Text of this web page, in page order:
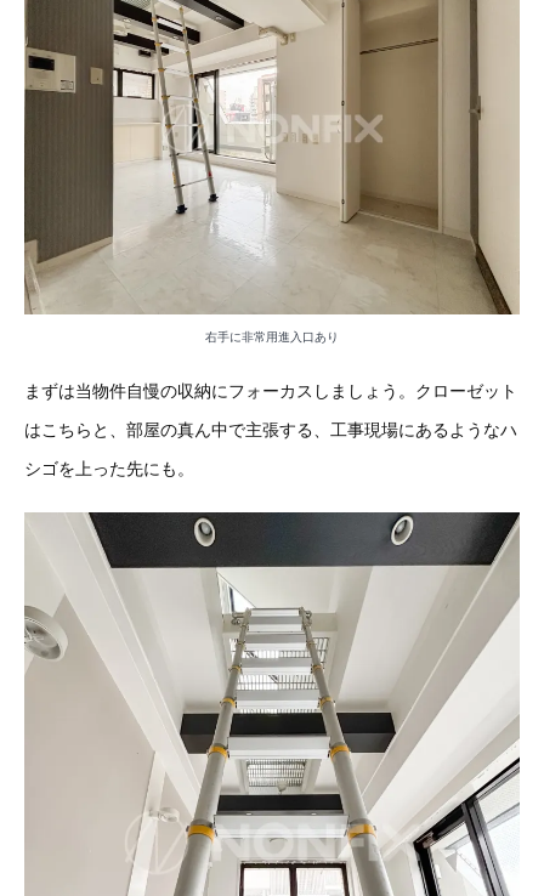
右手に非常用進入口あり
まずは当物件自慢の収納にフォーカスしましょう。クローゼット
はこちらと、部屋の真ん中で主張する、工事現場にあるようなハ
シゴを上った先にも。